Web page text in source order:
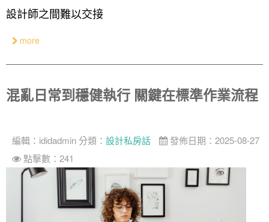
設計師之間難以交接
more
混亂日常到穩健執行 關鍵在標準作業流程
編輯： ididadmin 分類： 設計私房話
發佈日期：2025-08-27
點擊數：241